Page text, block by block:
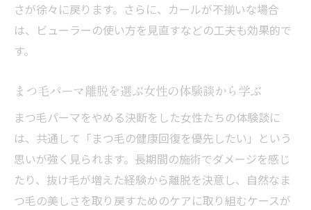
さが徐々に戻ります。さらに、カールが不揃いな場合
は、ビューラーの使い方を見直すなどの工夫も効果的で
す。
まつ毛パーマ離脱を選ぶ女性の体験談から学ぶ
まつ毛パーマをやめる決断をした女性たちの体験談に
は、共通して「まつ毛の健康回復を優先したい」という
思いが強く見られます。長期間の施術でダメージを感じ
たり、抜け毛が増えた経験から離脱を決意し、自然なま
つ毛の美しさを取り戻すためのケアに取り組むケースが